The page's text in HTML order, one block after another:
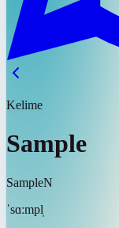
Kelime
Sample
SampleN
ˈsɑːmpl̩